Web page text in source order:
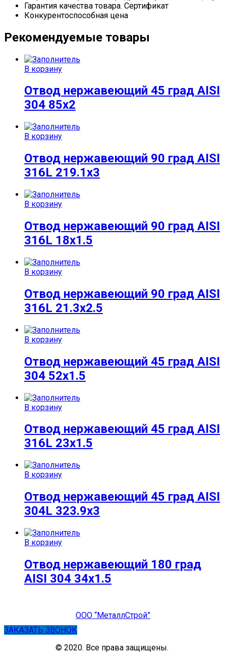
Гарантия качества товара. Сертификат
Конкурентоспособная цена
Рекомендуемые товары
В корзину
Отвод нержавеющий 45 град AISI
304 85х2
В корзину
Отвод нержавеющий 90 град AISI
316L 219.1х3
В корзину
Отвод нержавеющий 90 град AISI
316L 18х1.5
В корзину
Отвод нержавеющий 90 град AISI
316L 21.3х2.5
В корзину
Отвод нержавеющий 45 град AISI
304 52х1.5
В корзину
Отвод нержавеющий 45 град AISI
316L 23х1.5
В корзину
Отвод нержавеющий 45 град AISI
304L 323.9х3
В корзину
Отвод нержавеющий 180 град
AISI 304 34х1.5
ООО “МеталлСтрой”
ЗАКАЗАТЬ ЗВОНОК
© 2020. Все права защищены.